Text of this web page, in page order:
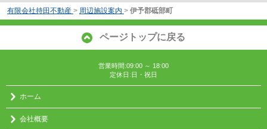
有限会社持田不動産 > 周辺施設案内 > 伊予郡砥部町
ページトップに戻る
営業時間:09:00 ～ 18:00
定休日:日・祝日
ホーム
会社概要